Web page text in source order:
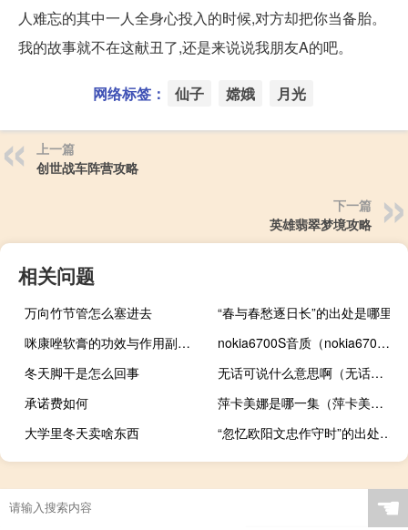
人难忘的其中一人全身心投入的时候,对方却把你当备胎。
我的故事就不在这献丑了,还是来说说我朋友A的吧。
网络标签： 仙子 嫦娥 月光
上一篇
创世战车阵营攻略
下一篇
英雄翡翠梦境攻略
相关问题
万向竹节管怎么塞进去
“春与春愁逐日长”的出处是哪里
咪康唑软膏的功效与作用副作用（咪康唑软膏的功效与作用）
nokia6700S音质（nokia6700s）
冬天脚干是怎么回事
无话可说什么意思啊（无话可说什么意思）
承诺费如何
萍卡美娜是哪一集（萍卡美娜杀了云宝吃）
大学里冬天卖啥东西
“忽忆欧阳文忠作守时”的出处是哪里
☚